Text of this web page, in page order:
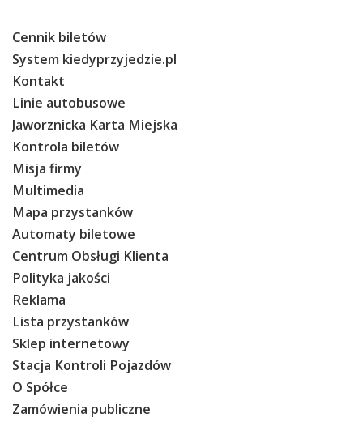
Multimedia
Ochrona danych osobowych
Cennik biletów
System kiedyprzyjedzie.pl
Kontakt
Linie autobusowe
Jaworznicka Karta Miejska
Kontrola biletów
Misja firmy
Multimedia
Mapa przystanków
Automaty biletowe
Centrum Obsługi Klienta
Polityka jakości
Reklama
Lista przystanków
Sklep internetowy
Stacja Kontroli Pojazdów
O Spółce
Zamówienia publiczne